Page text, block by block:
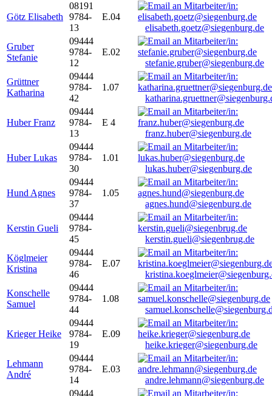
Götz Elisabeth
08191
9784-
13
E.04
elisabeth.goetz@siegenburg.de
Gruber
Stefanie
09444
9784-
12
E.02
stefanie.gruber@siegenburg.de
Grüttner
Katharina
09444
9784-
42
1.07
Huber Franz
09444
9784-
13
E 4
franz.huber@siegenburg.de
Huber Lukas
09444
9784-
30
1.01
lukas.huber@siegenburg.de
Hund Agnes
09444
9784-
37
1.05
agnes.hund@siegenburg.de
Kerstin Gueli
09444
9784-
45
kerstin.gueli@siegenbrug.de
Köglmeier
Kristina
09444
9784-
46
E.07
Konschelle
Samuel
09444
9784-
44
1.08
Krieger Heike
09444
9784-
19
E.09
heike.krieger@siegenburg.de
Lehmann
André
09444
9784-
14
E.03
andre.lehmann@siegenburg.de
09444